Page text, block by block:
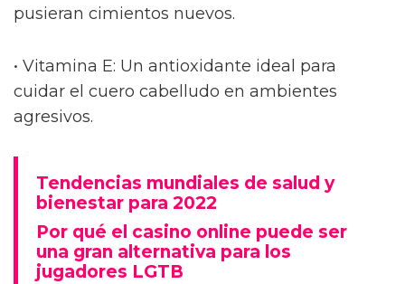
pusieran cimientos nuevos.
• Vitamina E: Un antioxidante ideal para
cuidar el cuero cabelludo en ambientes
agresivos.
Tendencias mundiales de salud y
bienestar para 2022
Por qué el casino online puede ser
una gran alternativa para los
jugadores LGTB